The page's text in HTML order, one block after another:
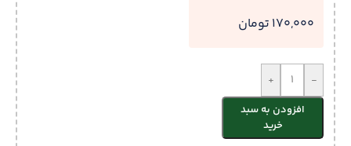
170,000 تومان
-
+
افزودن به سبد
خرید